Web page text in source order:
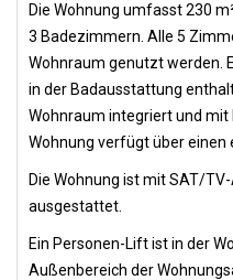
Die Wohnung umfasst 230
3 Badezimmern. Alle 5
Wohnraum genutzt werden.
in der Badausstattung
Wohnraum integriert und
Wohnung verfügt über einen
Die Wohnung ist mit SAT/
ausgestattet.
Ein Personen-Lift ist in der
Außenbereich der